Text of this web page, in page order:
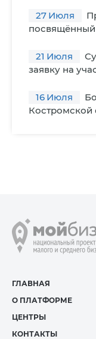
27 Июля
посвящённый
21 Июля
заявку на
16 Июля
Костромской
ГЛАВНАЯ
О ПЛАТФОРМЕ
ЦЕНТРЫ
КОНТАКТЫ